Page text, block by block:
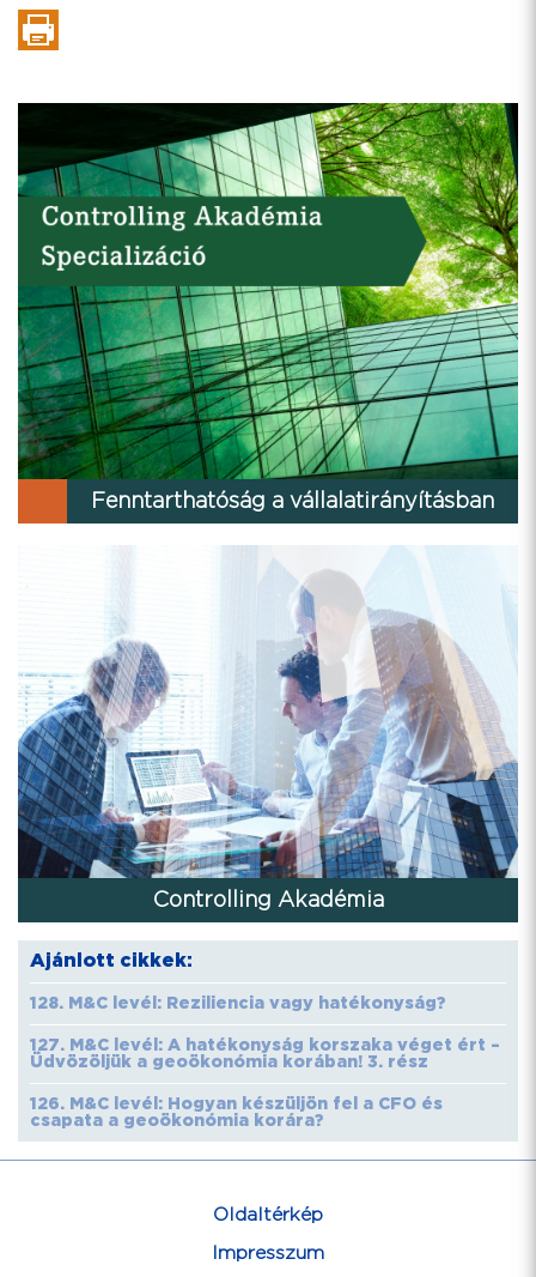
Fenntarthatóság a vállalatirányításban
Controlling Akadémia
Ajánlott cikkek:
128. M&C levél: Reziliencia vagy hatékonyság?
127. M&C levél: A hatékonyság korszaka véget ért –
Üdvözöljük a geoökonómia korában! 3. rész
126. M&C levél: Hogyan készüljön fel a CFO és
csapata a geoökonómia korára?
Oldaltérkép
Impresszum